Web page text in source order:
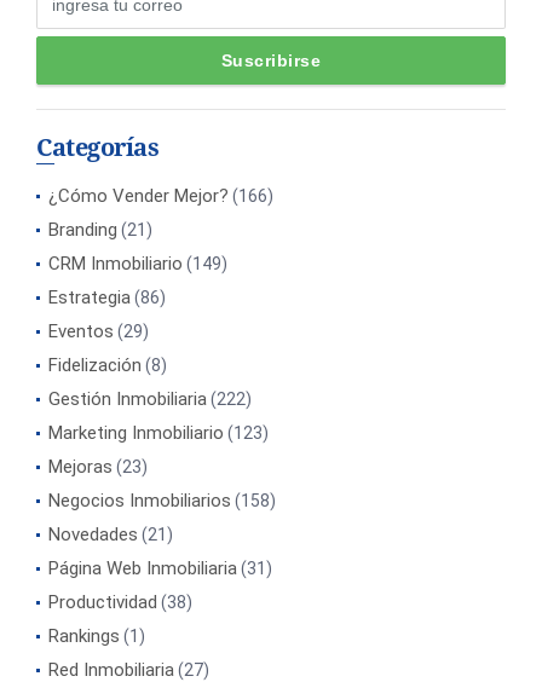
Categorías
¿Cómo Vender Mejor? (166)
Branding (21)
CRM Inmobiliario (149)
Estrategia(86)
Eventos (29)
Fidelización (8)
Gestión Inmobiliaria(222)
Marketing Inmobiliario (123)
Mejoras (23)
Negocios Inmobiliarios (158)
Novedades (21)
Página Web Inmobiliaria(31)
Productividad (38)
Rankings (1)
Red Inmobiliaria(27)